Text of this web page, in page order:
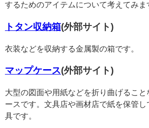
するためのアイテムについて考えてみま
トタン収納箱(外部サイト)
衣装などを収納する金属製の箱です。
マップケース(外部サイト)
大型の図面や用紙などを折り曲げるこ
ースです。文具店や画材店で紙を保管
具です。